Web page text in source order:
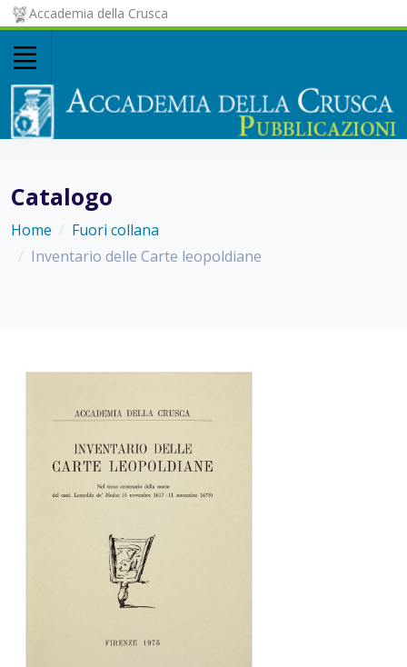
Accademia della Crusca
Catalogo
Home
Fuori collana
Inventario delle Carte leopoldiane